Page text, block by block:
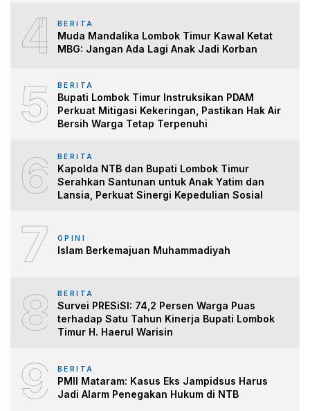
4 BERITA
Muda Mandalika Lombok Timur Kawal Ketat
MBG: Jangan Ada Lagi Anak Jadi Korban
5 BERITA
Bupati Lombok Timur Instruksikan PDAM
Perkuat Mitigasi Kekeringan, Pastikan Hak Air
Bersih Warga Tetap Terpenuhi
6 BERITA
Kapolda NTB dan Bupati Lombok Timur
Serahkan Santunan untuk Anak Yatim dan
Lansia, Perkuat Sinergi Kepedulian Sosial
7 OPINI
Islam Berkemajuan Muhammadiyah
8 BERITA
Survei PRESiSI: 74,2 Persen Warga Puas
terhadap Satu Tahun Kinerja Bupati Lombok
Timur H. Haerul Warisin
9 BERITA
PMII Mataram: Kasus Eks Jampidsus Harus
Jadi Alarm Penegakan Hukum di NTB